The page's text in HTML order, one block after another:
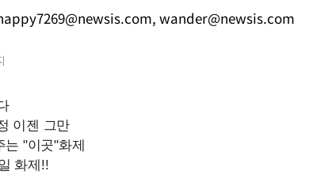
, wander@newsis.com